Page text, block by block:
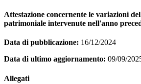
Attestazione concernente le variazioni
patrimoniale intervenute nell'anno
Data di pubblicazione: 16/12/2024
Data di ultimo aggiornamento: 09/09/
Allegati